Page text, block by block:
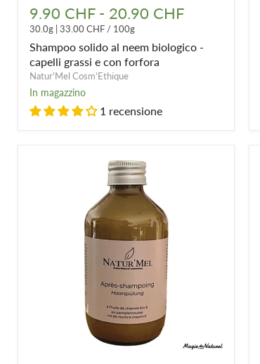
solido
al
neem
biologico
-
capelli
grassi
e
con
9.90 CHF- 20.90 CHF
30.0g 33.00 CHF/ 100g
Shampoo solido al neem biologico -
capelli grassi e con forfora
Natur'Mel Cosm'Ethique
In magazzino
1 recensione